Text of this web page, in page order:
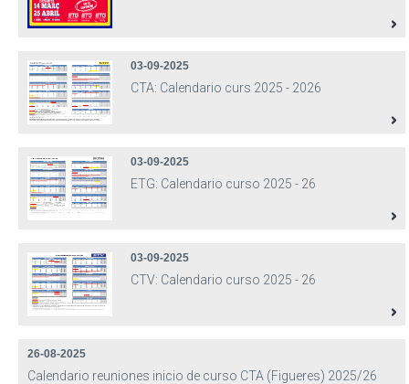
03-09-2025
CTA: Calendario curs 2025 - 2026
03-09-2025
ETG: Calendario curso 2025 - 26
03-09-2025
CTV: Calendario curso 2025 - 26
26-08-2025
Calendario reuniones inicio de curso CTA (Figueres) 2025/26